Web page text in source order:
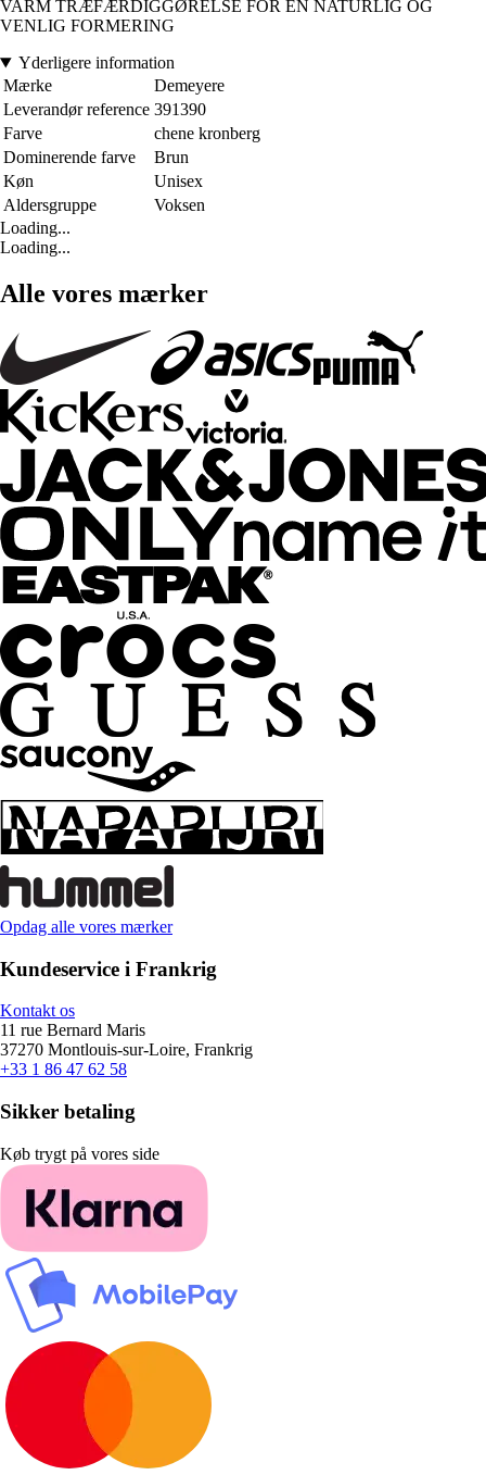
VARM TRÆFÆRDIGGØRELSE FOR EN NATURLIG OG
VENLIG FORMERING
Yderligere information
Mærke
Demeyere
Leverandør reference 391390
Farve
chene kronberg
Dominerende farve
Brun
Køn
Unisex
Aldersgruppe
Voksen
Loading...
Loading...
Alle vores mærker
Opdag alle vores mærker
Kundeservice i Frankrig
Kontakt os
11 rue Bernard Maris
37270 Montlouis-sur-Loire, Frankrig
+33 1 86 47 62 58
Sikker betaling
Køb trygt på vores side